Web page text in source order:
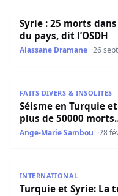
Syrie : 25 morts
du pays, dit l’OSDH
Alassane Dramane 26
FAITS DIVERS & INSOLITES
Séisme en Turquie
plus de 50000
Ange-Marie Sambou 28
INTERNATIONAL
Turquie et Syrie: La